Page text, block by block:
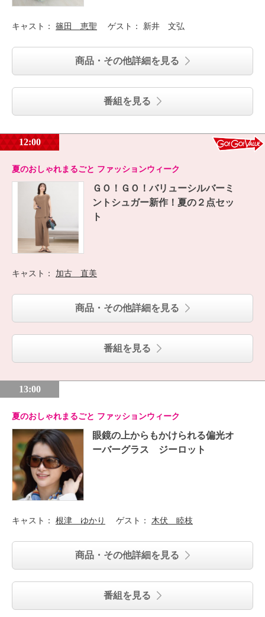
キャスト： 篠田 恵聖 ゲスト： 新井 文弘
商品・その他詳細を見る
番組を見る
12:00
夏のおしゃれまるごと ファッションウィーク
ＧＯ！ＧＯ！バリューシルバーミ
ントシュガー新作！夏の２点セッ
ト
キャスト： 加古 直美
商品・その他詳細を見る
番組を見る
13:00
夏のおしゃれまるごと ファッションウィーク
眼鏡の上からもかけられる偏光オ
ーバーグラス ジーロット
キャスト： 根津 ゆかり ゲスト： 木伏 睦枝
商品・その他詳細を見る
番組を見る